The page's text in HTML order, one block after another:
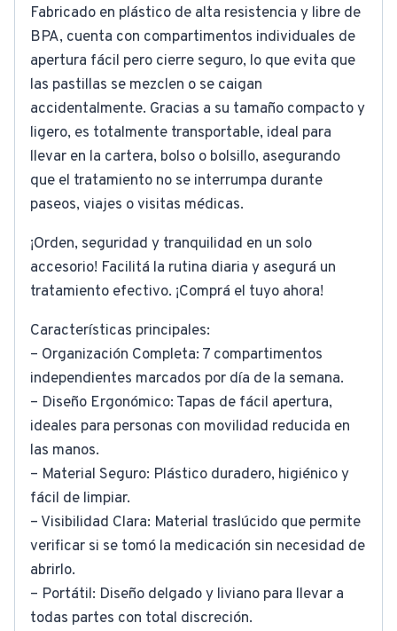
Fabricado en plástico de alta resistencia y libre de
BPA, cuenta con compartimentos individuales de
apertura fácil pero cierre seguro, lo que evita que
las pastillas se mezclen o se caigan
accidentalmente. Gracias a su tamaño compacto y
ligero, es totalmente transportable, ideal para
llevar en la cartera, bolso o bolsillo, asegurando
que el tratamiento no se interrumpa durante
paseos, viajes o visitas médicas.
¡Orden, seguridad y tranquilidad en un solo
accesorio! Facilitá la rutina diaria y asegurá un
tratamiento efectivo. ¡Comprá el tuyo ahora!
Características principales:
– Organización Completa: 7 compartimentos
independientes marcados por día de la semana.
– Diseño Ergonómico: Tapas de fácil apertura,
ideales para personas con movilidad reducida en
las manos.
– Material Seguro: Plástico duradero, higiénico y
fácil de limpiar.
– Visibilidad Clara: Material traslúcido que permite
verificar si se tomó la medicación sin necesidad de
abrirlo.
– Portátil: Diseño delgado y liviano para llevar a
todas partes con total discreción.